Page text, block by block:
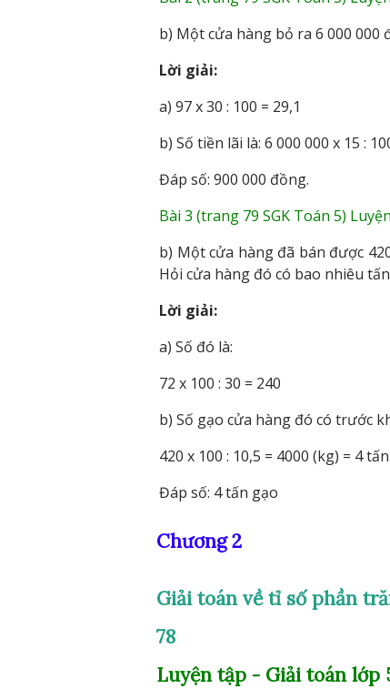
b) Một cửa hàng bỏ ra 6 000 000
Lời giải:
a) 97 x 30 : 100 = 29,1
b) Số tiền lãi là: 6 000 000 x 15 :
Đáp số: 900 000 đồng.
Bài 3 (trang 79 SGK Toán 5)
b) Một cửa hàng đã bán được
Hỏi cửa hàng đó có bao nhiêu
Lời giải:
a) Số đó là:
72 x 100 : 30 = 240
b) Số gạo cửa hàng đó có trước
420 x 100 : 10,5 = 4000 (kg) = 4 tấn
Đáp số: 4 tấn gạo
Chương 2
Giải toán về tỉ số phần
78
Luyện tập - Giải toán lớp